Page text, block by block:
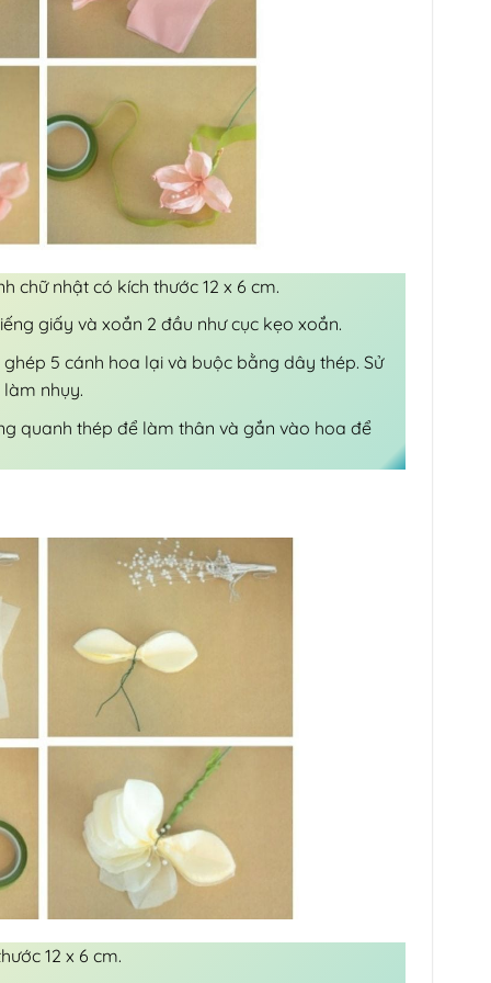
chữ nhật có kích thước 12 x 6 cm.
giấy và xoắn 2 đầu như cục kẹo xoắn.
5 cánh hoa lại và buộc bằng dây thép. Sử
nhụy.
quanh thép để làm thân và gắn vào hoa để
12 x 6 cm.